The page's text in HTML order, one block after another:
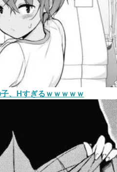
、Hすぎるｗｗｗｗｗ